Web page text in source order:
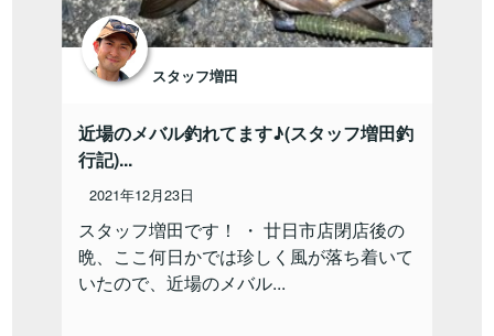
スタッフ増田
近場のメバル釣れてます♪(スタッフ増田釣
行記)...
2021年12月23日
スタッフ増田です！ ・ 廿日市店閉店後の
晩、ここ何日かでは珍しく風が落ち着いて
いたので、近場のメバル...